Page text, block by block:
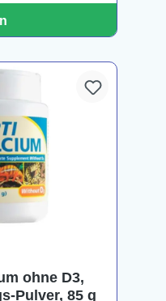
ohne D3,
Pulver, 85 g